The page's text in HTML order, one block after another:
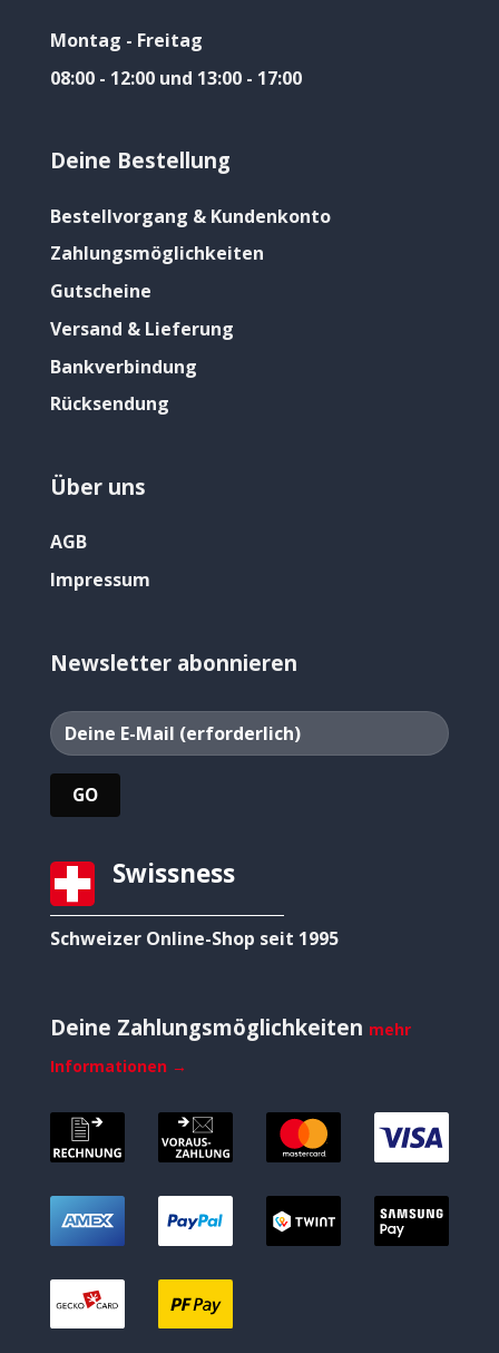
Montag - Freitag
08:00 - 12:00 und 13:00 - 17:00
Deine Bestellung
Bestellvorgang & Kundenkonto
Zahlungsmöglichkeiten
Gutscheine
Versand & Lieferung
Bankverbindung
Rücksendung
Über uns
AGB
Impressum
Newsletter abonnieren
Swissness
Schweizer Online-Shop seit 1995
Deine Zahlungsmöglichkeiten mehr
Informationen →